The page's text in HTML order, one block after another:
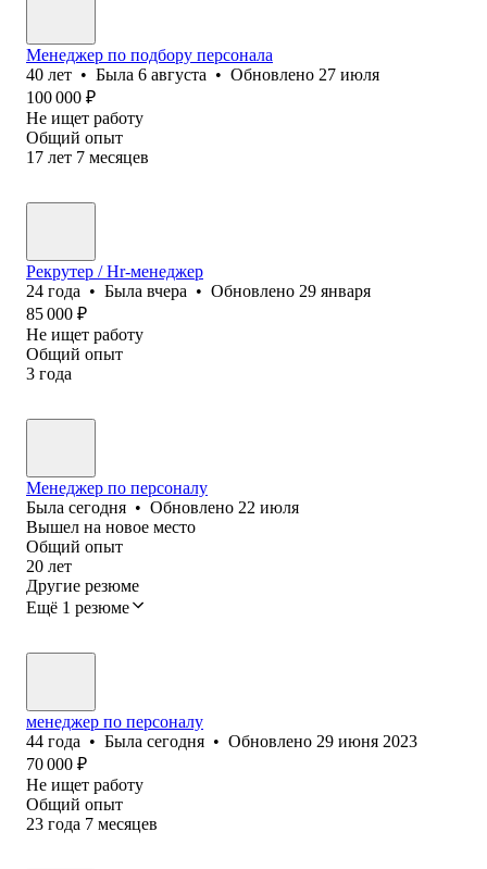
Менеджер по подбору персонала
40 лет • Была 6 августа • Обновлено 27 июля
100 000 ₽
Не ищет работу
Общий опыт
17 лет 7 месяцев
Рекрутер / Hr-менеджер
24 года • Была вчера • Обновлено 29 января
85 000 ₽
Не ищет работу
Общий опыт
3 года
Менеджер по персоналу
Была сегодня • Обновлено 22 июля
Вышел на новое место
Общий опыт
20 лет
Другие резюме
Ещё 1 резюме
менеджер по персоналу
44 года • Была сегодня • Обновлено 29 июня 2023
70 000 ₽
Не ищет работу
Общий опыт
23 года 7 месяцев